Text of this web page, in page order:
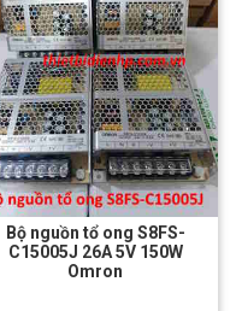
Bộ nguồn tổ ong S8FS-
C15005J 26A 5V 150W
Omron